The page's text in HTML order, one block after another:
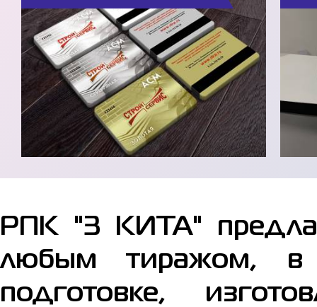
РПК "3 КИТА"
любым тиражом, в
подготовке,